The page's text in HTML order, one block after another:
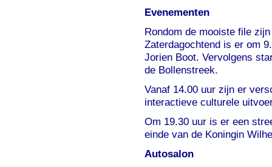
Evenementen
Rondom de mooiste file
Zaterdagochtend is er om
Jorien Boot. Vervolgens
de Bollenstreek.
Vanaf 14.00 uur zijn er
interactieve culturele
Om 19.30 uur is er een
einde van de Koningin
Autosalon